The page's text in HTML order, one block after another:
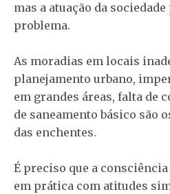
mas a atuação da
problema.
As moradias em locais
planejamento urbano,
em grandes áreas, falta de
de saneamento básico são
das enchentes.
É preciso que a
em prática com atitudes